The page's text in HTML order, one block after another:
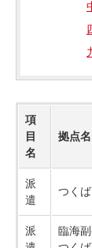
項
目
名
拠点名
派
遣
つく
派
臨海